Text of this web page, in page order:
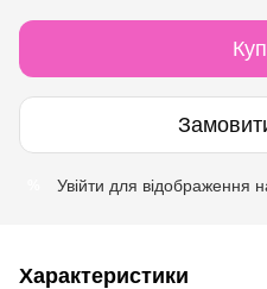
Увійти для відображення
Характеристики